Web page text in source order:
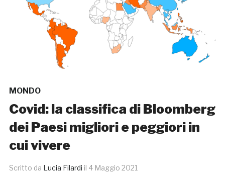
MONDO
Covid: la classifica di Bloomberg
dei Paesi migliori e peggiori in
cui vivere
Scritto da Lucia Filardi il 4 Maggio 2021